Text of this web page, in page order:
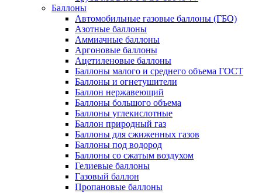
Баллоны
Автомобильные газовые баллоны (ГБО)
Азотные баллоны
Аммиачные баллоны
Аргоновые баллоны
Ацетиленовые баллоны
Баллоны малого и среднего объема ГОСТ
Баллоны и огнетушители
Баллон нержавеющий
Баллоны большого объема
Баллоны углекислотные
Баллон природный газ
Баллоны для сжиженных газов
Баллоны под водород
Баллоны со сжатым воздухом
Гелиевые баллоны
Газовый баллон
Пропановые баллоны